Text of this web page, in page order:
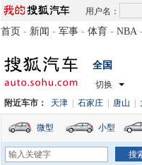
用户名：
首页 - 新闻 - 军事 - 体育 - NBA -
全国
切换
附近车市： 天津 石家庄 唐山
微型 小型